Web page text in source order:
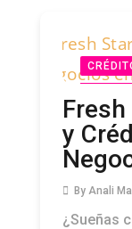
y
By Anali
¿Sueñas